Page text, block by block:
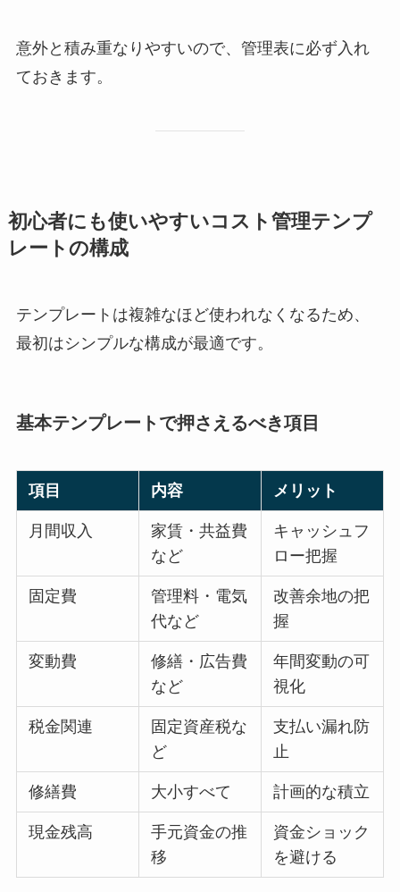
意外と積み重なりやすいので、管理表に必ず入れ
ておきます。
初心者にも使いやすいコスト管理テンプ
レートの構成
テンプレートは複雑なほど使われなくなるため、
最初はシンプルな構成が最適です。
基本テンプレートで押さえるべき項目
項目 内容 メリット
月間収入
家賃・共益費
など
キャッシュフ
ロー把握
固定費
管理料・電気
代など
改善余地の把
握
変動費
修繕・広告費
など
年間変動の可
視化
税金関連
固定資産税な
ど
支払い漏れ防
止
修繕費 大小すべて 計画的な積立
現金残高
手元資金の推
移
資金ショック
を避ける